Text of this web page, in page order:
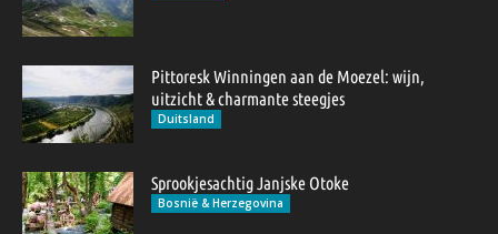
Pittoresk Winningen aan de Moezel: wijn,
uitzicht & charmante steegjes
Duitsland
Sprookjesachtig Janjske Otoke
Bosnië & Herzegovina